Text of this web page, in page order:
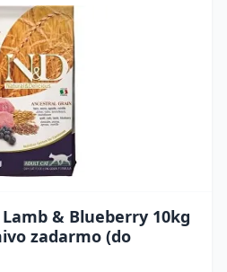
Lamb & Blueberry 10kg
zadarmo (do